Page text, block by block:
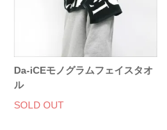
Da-iCEモノグラムフェイスタオ
ル
SOLD OUT